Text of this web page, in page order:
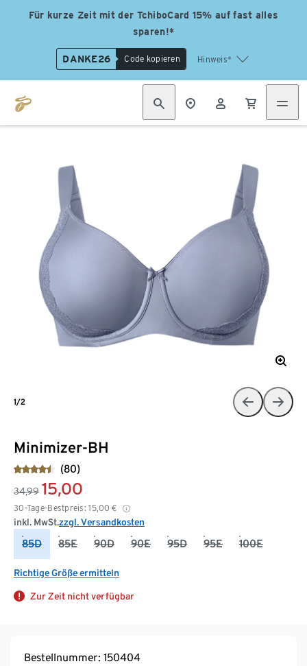
Für kurze Zeit mit der TchiboCard 15% auf fast alles
sparen!*
DANKE26 Code kopieren Hinweis*
Minimizer-BH
(80)
34,99 15,00
30-Tage-Bestpreis: 15,00 €
inkl. MwSt.zzgl. Versandkosten
85D 85E 90D 90E 95D 95E 100E
Richtige Größe ermitteln
Zur Zeit nicht verfügbar
1/2
Bestellnummer: 150404